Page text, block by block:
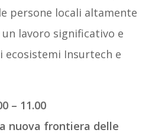
persone locali altamente
lavoro significativo e
ecosistemi Insurtech e
– 11.00
nuova frontiera delle